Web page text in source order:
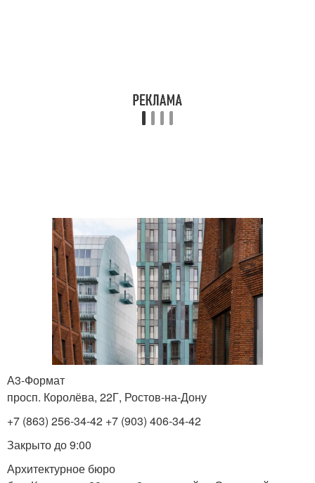
А3-Формат
просп. Королёва, 22Г, Ростов-на-Дону
+7 (863) 256-34-42 +7 (903) 406-34-42
Закрыто до 9:00
Архитектурное бюро